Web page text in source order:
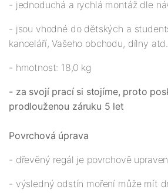
- jednoduchá a rychlá montáž dle
- jsou vhodné do dětských a
kanceláří, Vašeho obchodu, dílny atd.
- hmotnost: 18,0 kg
- za svojí prací si stojíme, proto
prodlouženou záruku 5 let
Povrchová úprava
- dřevěný regál je povrchově
- výsledný odstín moření může mít